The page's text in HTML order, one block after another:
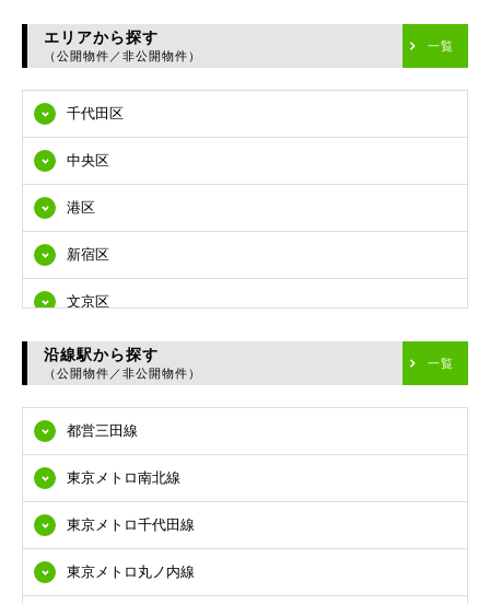
エリアから探す
（公開物件／非公開物件）
一覧
千代田区
中央区
港区
新宿区
文京区
台東区
江東区
品川区
目黒区
大田区
沿線駅から探す
（公開物件／非公開物件）
一覧
都営三田線
東京メトロ南北線
東京メトロ千代田線
東京メトロ丸ノ内線